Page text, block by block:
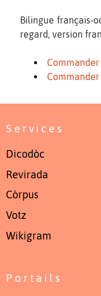
Bilingue français-
regard, version
Services
Dicodòc
Revirada
Còrpus
Votz
Wikigram
Portails